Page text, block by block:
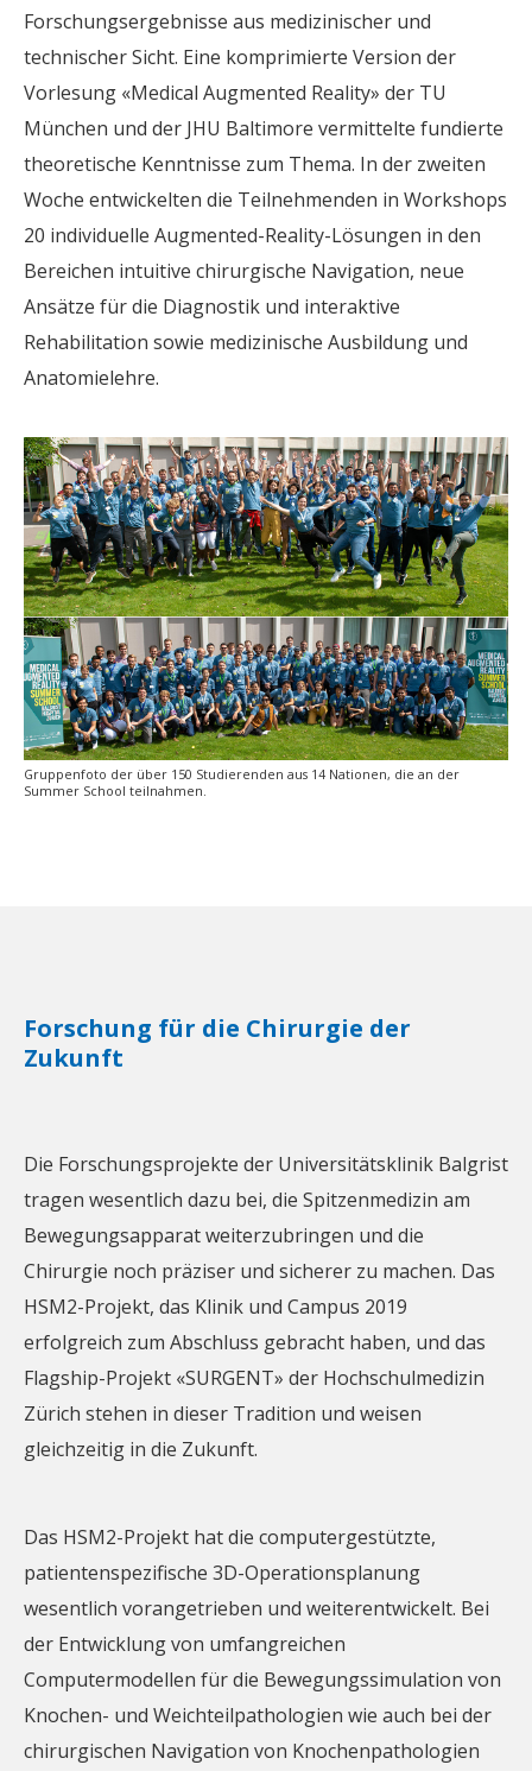
Forschungsergebnisse aus medizinischer und
technischer Sicht. Eine komprimierte Version der
Vorlesung «Medical Augmented Reality» der TU
München und der JHU Baltimore vermittelte fundierte
theoretische Kenntnisse zum Thema. In der zweiten
Woche entwickelten die Teilnehmenden in Workshops
20 individuelle Augmented-Reality-Lösungen in den
Bereichen intuitive chirurgische Navigation, neue
Ansätze für die Diagnostik und interaktive
Rehabilitation sowie medizinische Ausbildung und
Anatomielehre.
Gruppenfoto der über 150 Studierenden aus 14 Nationen, die an der
Summer School teilnahmen.
Forschung für die Chirurgie der
Zukunft
Die Forschungsprojekte der Universitätsklinik Balgrist
tragen wesentlich dazu bei, die Spitzenmedizin am
Bewegungsapparat weiterzubringen und die
Chirurgie noch präziser und sicherer zu machen. Das
HSM2-Projekt, das Klinik und Campus 2019
erfolgreich zum Abschluss gebracht haben, und das
Flagship-Projekt «SURGENT» der Hochschulmedizin
Zürich stehen in dieser Tradition und weisen
gleichzeitig in die Zukunft.
Das HSM2-Projekt hat die computergestützte,
patientenspezifische 3D-Operationsplanung
wesentlich vorangetrieben und weiterentwickelt. Bei
der Entwicklung von umfangreichen
Computermodellen für die Bewegungssimulation von
Knochen- und Weichteilpathologien wie auch bei der
chirurgischen Navigation von Knochenpathologien